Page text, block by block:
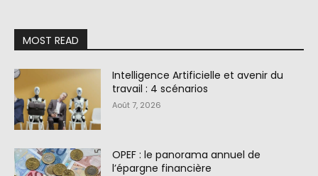
MOST READ
Intelligence Artificielle et avenir du
travail : 4 scénarios
Août 7, 2026
OPEF : le panorama annuel de
l’épargne financière